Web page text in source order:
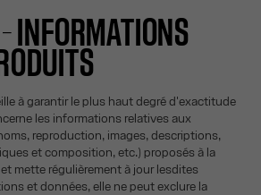
INFORMATIONS
à garantir le plus haut degré d'exactitude
les informations relatives aux
reproduction, images, descriptions,
et composition, etc.) proposés à la
mette régulièrement à jour lesdites
et données, elle ne peut exclure la